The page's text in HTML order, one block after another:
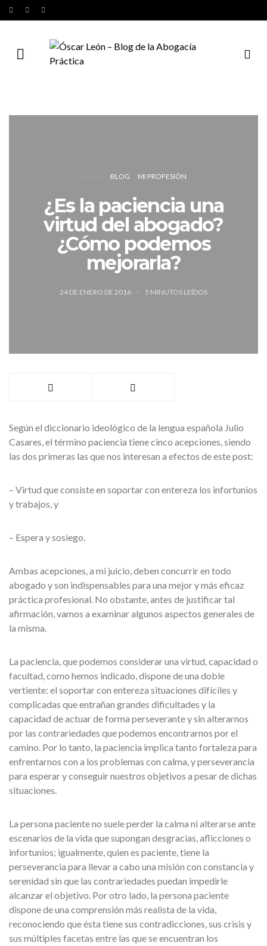
BLOG MI PROFESIÓN
¿Es la paciencia una
virtud del abogado?
¿Cómo podemos
mejorarla?
24 DE ENERO DE 2016 5 MINUTOS LEÍDOS
Según el diccionario ideológico de la lengua española Julio
Casares, el término paciencia tiene cinco acepciones, siendo
las dos primeras las que nos interesan a efectos de este post:
– Virtud que consiste en soportar con entereza los infortunios
y trabajos, y
– Espera y sosiego.
Ambas acepciones, a mi juicio, deben concurrir en todo
abogado y son indispensables para una mejor y más eficaz
práctica profesional. No obstante, antes de justificar tal
afirmación, vamos a examinar algunos aspectos generales de
la misma.
La paciencia, que podemos considerar una virtud, capacidad o
facultad, como hemos indicado, dispone de una doble
vertiente: el soportar con entereza situaciones difíciles y
complicadas que entrañan grandes dificultades y la
capacidad de actuar de forma perseverante y sin alterarnos
por las contrariedades que podemos encontrarnos por el
camino. Por lo tanto, la paciencia implica tanto fortaleza para
enfrentarnos con a los problemas con calma, y perseverancia
para esperar y conseguir nuestros objetivos a pesar de dichas
situaciones.
La persona paciente no suele perder la calma ni alterarse ante
escenarios de la vida que supongan desgracias, aflicciones o
infortunios; igualmente, quien es paciente, tiene la
perseverancia para llevar a cabo una misión con constancia y
serenidad sin que las contrariedades puedan impedirle
alcanzar el objetivo. Por otro lado, la persona paciente
dispone de una comprensión más realista de la vida,
reconociendo que ésta tiene sus contradicciones, sus crisis y
sus múltiples facetas entre las que se encuentran los